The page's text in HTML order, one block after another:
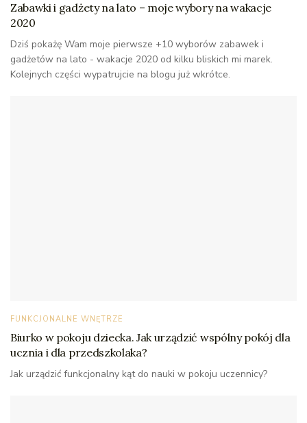
Zabawki i gadżety na lato – moje wybory na wakacje
2020
Dziś pokażę Wam moje pierwsze +10 wyborów zabawek i
gadżetów na lato - wakacje 2020 od kilku bliskich mi marek.
Kolejnych części wypatrujcie na blogu już wkrótce.
FUNKCJONALNE WNĘTRZE
Biurko w pokoju dziecka. Jak urządzić wspólny pokój dla
ucznia i dla przedszkolaka?
Jak urządzić funkcjonalny kąt do nauki w pokoju uczennicy?